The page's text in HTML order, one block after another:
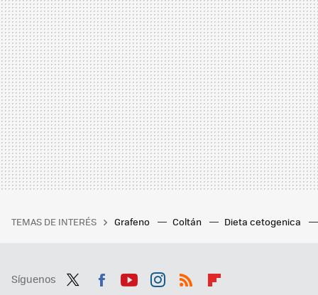
TEMAS DE INTERÉS Grafeno Coltán Dieta cetogenica
Síguenos